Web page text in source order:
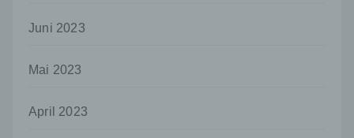
Juni 2023
Mai 2023
April 2023
Verarbeitung durch das Unionsrecht oder
beziehungsweise können die bestimmten
Mitgliedstaaten vorgesehen werden.